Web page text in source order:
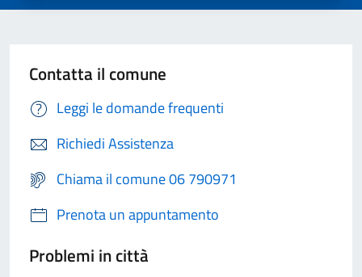
Contatta il comune
Leggi le domande frequenti
Richiedi Assistenza
Chiama il comune 06 790971
Prenota un appuntamento
Problemi in città